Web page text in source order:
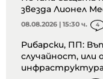
звезда Лионел
08.08.2026 | 15:30 ч. 4
Рибарски, ПП:
случайност, или